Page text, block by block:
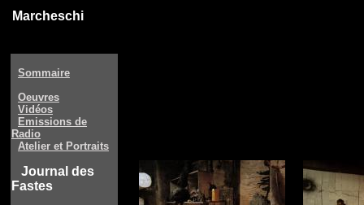
Marcheschi
Sommaire
Oeuvres
Vidéos
Emissions de
Radio
Atelier et Portraits
Journal des
Fastes